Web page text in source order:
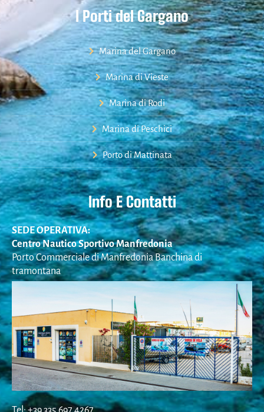
I Porti del Gargano
Marina del Gargano
Marina di Vieste
Marina di Rodi
Marina di Peschici
Porto di Mattinata
Info E Contatti
SEDE OPERATIVA:
Centro Nautico Sportivo Manfredonia
Porto Commerciale di Manfredonia Banchina di
tramontana